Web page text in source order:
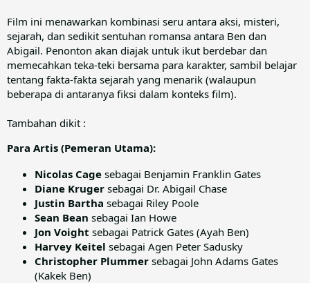
Film ini menawarkan kombinasi seru antara aksi, misteri,
sejarah, dan sedikit sentuhan romansa antara Ben dan
Abigail. Penonton akan diajak untuk ikut berdebar dan
memecahkan teka-teki bersama para karakter, sambil belajar
tentang fakta-fakta sejarah yang menarik (walaupun
beberapa di antaranya fiksi dalam konteks film).
Tambahan dikit :
Para Artis (Pemeran Utama):
Nicolas Cage sebagai Benjamin Franklin Gates
Diane Kruger sebagai Dr. Abigail Chase
Justin Bartha sebagai Riley Poole
Sean Bean sebagai Ian Howe
Jon Voight sebagai Patrick Gates (Ayah Ben)
Harvey Keitel sebagai Agen Peter Sadusky
Christopher Plummer sebagai John Adams Gates
(Kakek Ben)